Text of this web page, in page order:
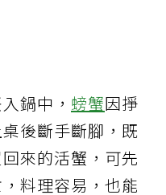
鍋中， 螃蟹因掙
後斷手斷腳，既
來的活蟹，可先
料理容易，也能